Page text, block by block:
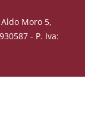
Moro 5,
- P. Iva: